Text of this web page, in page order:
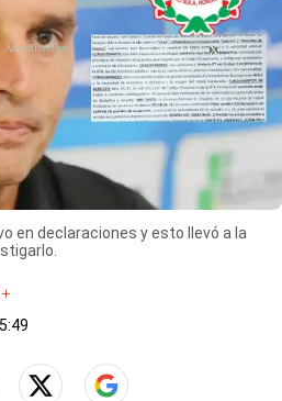
en declaraciones y esto llevó a la
X